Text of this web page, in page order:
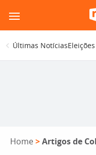
para
o
conteúdo
Últimas Notícias
Home >Artigos de